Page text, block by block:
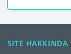
SİTE HAKKINDA